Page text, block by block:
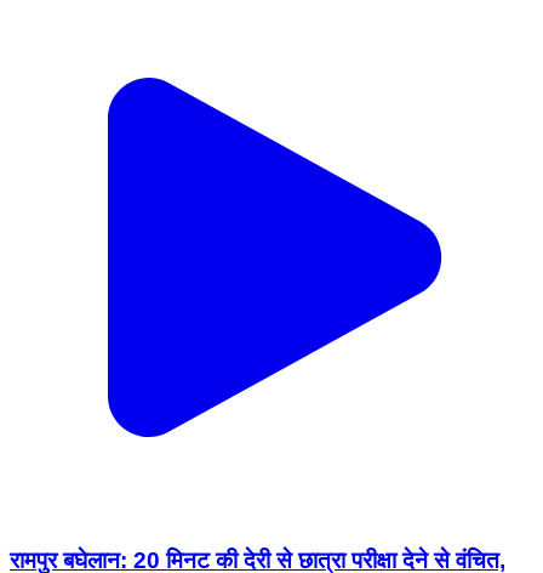
रामपुर बघेलान: 20 मिनट की देरी से छात्रा परीक्षा देने से वंचित,